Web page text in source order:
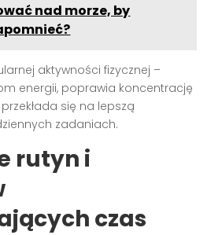
nad morze, by
aktywności fizycznej –
energii, poprawia koncentrację
się na lepszą
zadaniach.
rutyn i
czas